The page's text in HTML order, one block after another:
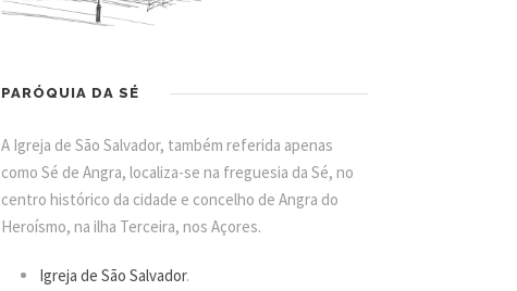
PARÓQUIA DA SÉ
A Igreja de São Salvador, também referida apenas
como Sé de Angra, localiza-se na freguesia da Sé, no
centro histórico da cidade e concelho de Angra do
Heroísmo, na ilha Terceira, nos Açores.
Igreja de São Salvador.